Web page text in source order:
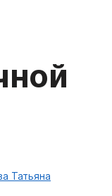
Татьяна